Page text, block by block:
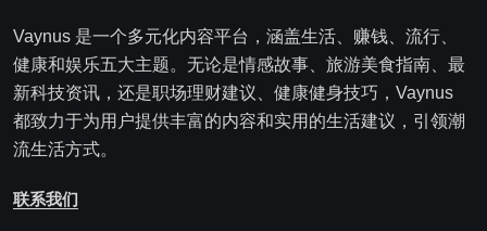
Vaynus 是一个多元化内容平台，涵盖生活、赚钱、流行、
健康和娱乐五大主题。无论是情感故事、旅游美食指南、最
新科技资讯，还是职场理财建议、健康健身技巧，Vaynus
都致力于为用户提供丰富的内容和实用的生活建议，引领潮
流生活方式。
联系我们